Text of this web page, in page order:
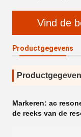
Vind de
Productgegevens
Markeren: ac
de reeks van de